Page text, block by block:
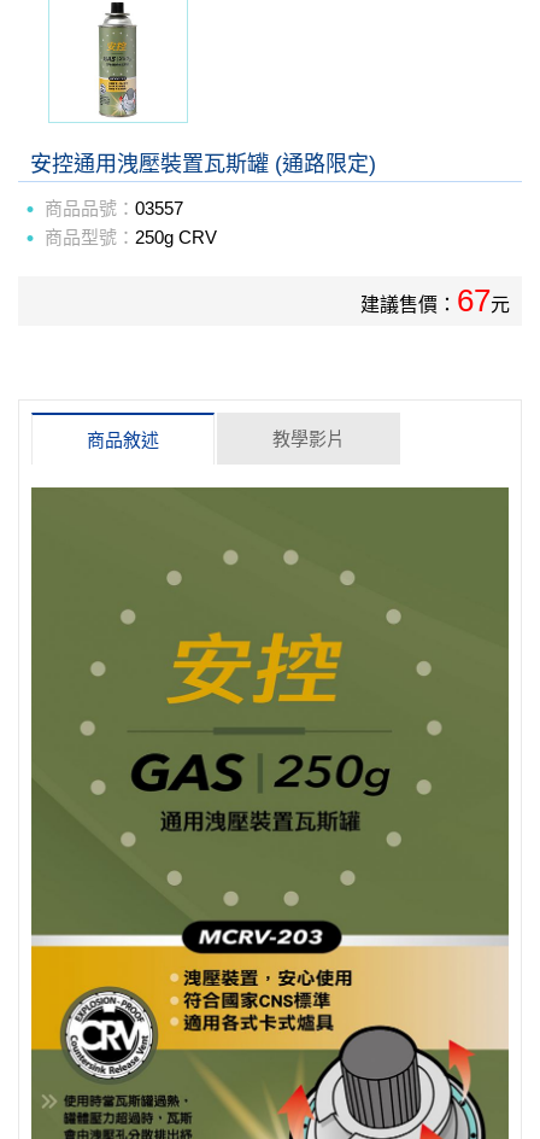
安控通用洩壓裝置瓦斯罐 (通路限定)
商品品號： 03557
商品型號： 250g CRV
建議售價： 67元
商品敘述 教學影片